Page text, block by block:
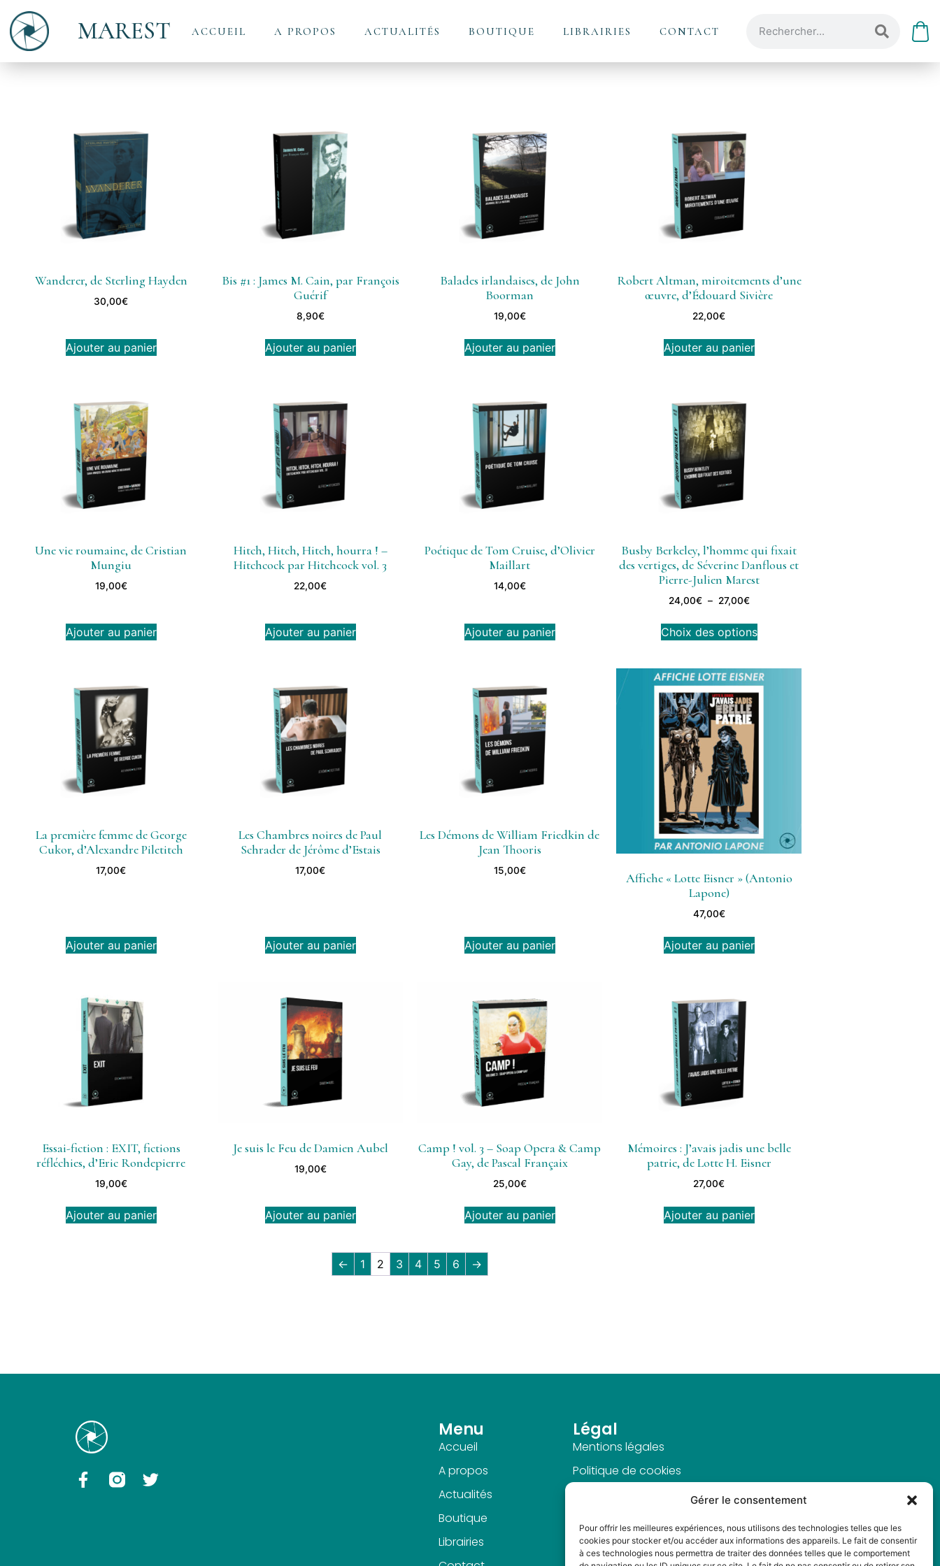
Gérer le consentement
Pour offrir les meilleures expériences, nous utilisons des technologies telles que les
cookies pour stocker et/ou accéder aux informations des appareils. Le fait de consentir
à ces technologies nous permettra de traiter des données telles que le comportement
MAREST ACCUEIL A PROPOS ACTUALITÉS BOUTIQUE LIBRAIRIES CONTACT
Wanderer, de Sterling Hayden
30,00€
Ajouter au panier
Bis #1 : James M. Cain, par François
Guérif
8,90€
Ajouter au panier
Balades irlandaises, de John
Boorman
19,00€
Ajouter au panier
Robert Altman, miroitements d’une
œuvre, d’Édouard Sivière
22,00€
Ajouter au panier
Une vie roumaine, de Cristian
Mungiu
19,00€
Ajouter au panier
Hitch, Hitch, Hitch, hourra ! –
Hitchcock par Hitchcock vol. 3
22,00€
Ajouter au panier
Poétique de Tom Cruise, d’Olivier
Maillart
14,00€
Ajouter au panier
Busby Berkeley, l’homme qui fixait
des vertiges, de Séverine Danflous et
Pierre-Julien Marest
24,00€ – 27,00€
Choix des options
La première femme de George
Cukor, d’Alexandre Piletitch
17,00€
Ajouter au panier
Les Chambres noires de Paul
Schrader de Jérôme d’Estais
17,00€
Ajouter au panier
Les Démons de William Friedkin de
Jean Thooris
15,00€
Ajouter au panier
Affiche « Lotte Eisner » (Antonio
Lapone)
47,00€
Ajouter au panier
Essai-fiction : EXIT, fictions
réfléchies, d’Eric Rondepierre
19,00€
Ajouter au panier
Je suis le Feu de Damien Aubel
19,00€
Ajouter au panier
Camp ! vol. 3 – Soap Opera & Camp
Gay, de Pascal Françaix
25,00€
Ajouter au panier
Mémoires : J’avais jadis une belle
patrie, de Lotte H. Eisner
27,00€
Ajouter au panier
← 1 2 3 4 5 6 →
Menu
Accueil
A propos
Actualités
Boutique
Librairies
Légal
Mentions légales
Politique de cookies
CGV